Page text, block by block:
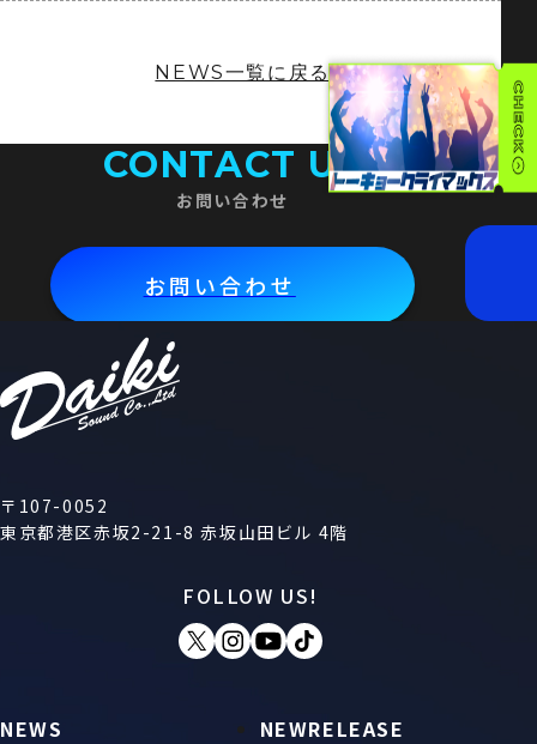
NEWS一覧に戻る
CONTACT US
お問い合わせ
お問い合わせ
〒107-0052
東京都港区赤坂2-21-8 赤坂山田ビル 4階
FOLLOW US!
NEWS NEWRELEASE